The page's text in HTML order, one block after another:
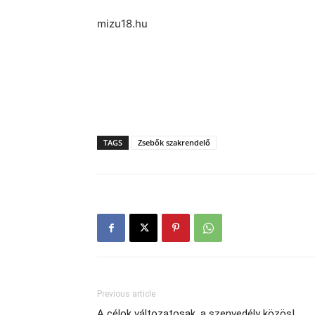
mizu18.hu
TAGS Zsebők szakrendelő
Previous article